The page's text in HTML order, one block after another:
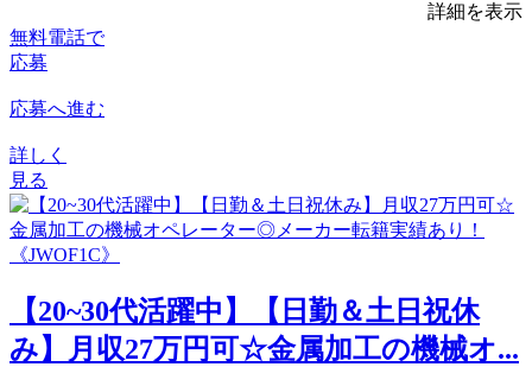
詳細を表示
無料電話で
応募
応募へ進む
詳しく
見る
【20~30代活躍中】【日勤＆土日祝休
み】月収27万円可☆金属加工の機械オ...